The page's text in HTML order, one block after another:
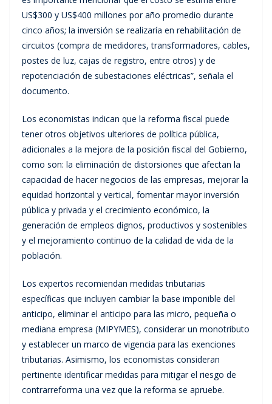
US$300 y US$400 millones por año promedio durante
cinco años; la inversión se realizaría en rehabilitación de
circuitos (compra de medidores, transformadores, cables,
postes de luz, cajas de registro, entre otros) y de
repotenciación de subestaciones eléctricas”, señala el
documento.
Los economistas indican que la reforma fiscal puede
tener otros objetivos ulteriores de política pública,
adicionales a la mejora de la posición fiscal del Gobierno,
como son: la eliminación de distorsiones que afectan la
capacidad de hacer negocios de las empresas, mejorar la
equidad horizontal y vertical, fomentar mayor inversión
pública y privada y el crecimiento económico, la
generación de empleos dignos, productivos y sostenibles
y el mejoramiento continuo de la calidad de vida de la
población.
Los expertos recomiendan medidas tributarias
específicas que incluyen cambiar la base imponible del
anticipo, eliminar el anticipo para las micro, pequeña o
mediana empresa (MIPYMES), considerar un monotributo
y establecer un marco de vigencia para las exenciones
tributarias. Asimismo, los economistas consideran
pertinente identificar medidas para mitigar el riesgo de
contrarreforma una vez que la reforma se apruebe.